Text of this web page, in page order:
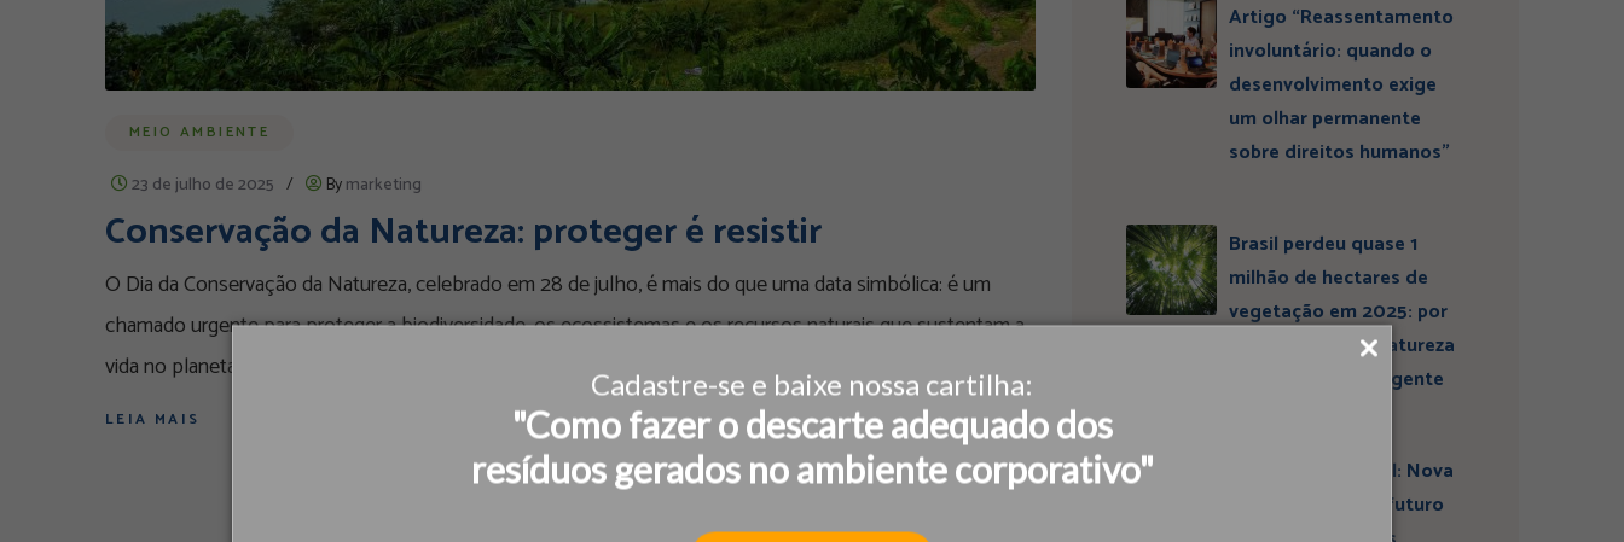
Cadastre-se e baixe nossa cartilha:
"Como fazer o descarte adequado dos
resíduos gerados no ambiente corporativo"
MEIO AMBIENTE
23 de julho de 2025 / Bymarketing
Conservação da Natureza: proteger é resistir
O Dia da Conservação da Natureza, celebrado em 28 de julho, é mais do que uma data simbólica: é um
chamado urgente para proteger a biodiversidade, os ecossistemas e os recursos naturais que sustentam a
vida no planeta. Em
LEIA MAIS
Artigo “Reassentamento
involuntário: quando o
desenvolvimento exige
um olhar permanente
sobre direitos humanos”
Brasil perdeu quase 1
milhão de hectares de
vegetação em 2025: por
que conservar a natureza
continua sendo urgente
Entrevista ESBrasil: Nova
liderança projeta futuro